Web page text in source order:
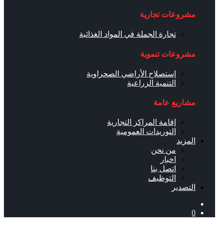
مشروعات تجارية
تجارة الجملة في المواد الغذائية
مشروعات تنموية
إستصلاح الأراضي الصحراوية
التنمية الزراعية
مشاريع عامة
إقامة المراكز التجارية
التوريدات العمومية
المزيد
من نحن
اخبار
اتصل بنا
التوظيف
التصدير
0